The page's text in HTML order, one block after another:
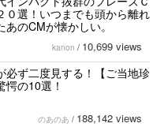
０選！いつまでも頭から離れ
あのCMが懐かしい。
kanon / 10,699 views
必ず二度見する！【ご当地珍
愕の10選！
のあのあ / 188,142 views